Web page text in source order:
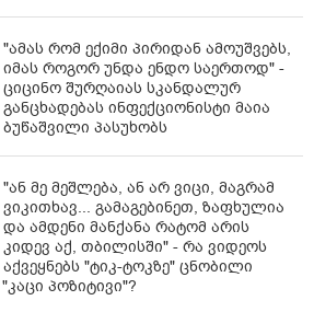
"ამას რომ ექიმი პირიდან ამოუშვებს,
იმას როგორ უნდა ენდო საერთოდ" -
ციცინო შურღაიას სკანდალურ
განცხადებას ინფექციონისტი მაია
ბუწაშვილი პასუხობს
"ან მე მეშლება, ან არ ვიცი, მაგრამ
ვიკითხავ... გამაგებინეთ, ზაფხულია
და ამდენი მანქანა რატომ არის
კიდევ აქ, თბილისში" - რა ვიდეოს
აქვეყნებს "ტიკ-ტოკზე" ცნობილი
პოზიტივი"?